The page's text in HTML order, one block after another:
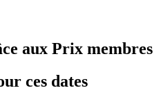
aux Prix membres
ces dates